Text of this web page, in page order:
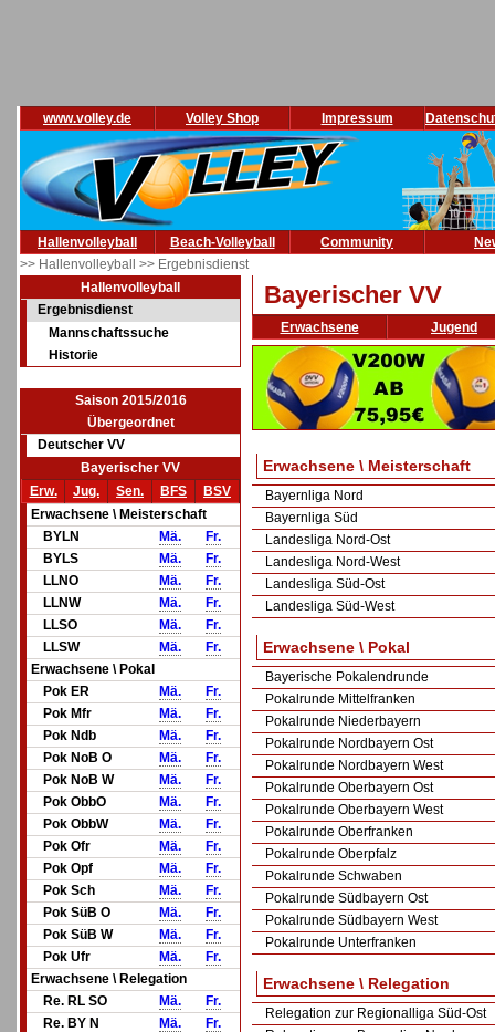
www.volley.de Volley Shop Impressum
Hallenvolleyball Beach-Volleyball Community
>> Hallenvolleyball >> Ergebnisdienst
Hallenvolleyball
Ergebnisdienst
Mannschaftssuche
Historie
Saison 2015/2016
Übergeordnet
Deutscher VV
Bayerischer VV
Erw.
Jug. Sen. BFS
BSV
Erwachsene \ Meisterschaft
BYLN
Mä.
Fr.
BYLS
Mä.
Fr.
LLNO
Mä.
Fr.
LLNW
Mä.
Fr.
LLSO
Mä.
Fr.
LLSW
Mä.
Fr.
Erwachsene \ Pokal
Pok ER
Mä.
Fr.
Pok Mfr
Mä.
Fr.
Pok Ndb
Mä.
Fr.
Pok NoB O
Mä.
Fr.
Pok NoB W
Mä.
Fr.
Pok ObbO
Mä.
Fr.
Pok ObbW
Mä.
Fr.
Pok Ofr
Mä.
Fr.
Pok Opf
Mä.
Fr.
Pok Sch
Mä.
Fr.
Pok SüB O
Mä.
Fr.
Pok SüB W
Mä.
Fr.
Pok Ufr
Mä.
Fr.
Erwachsene \ Relegation
Re. RL SO
Mä.
Fr.
Re. BY N
Mä.
Fr.
Bayerischer VV
Erwachsene Jugend
Erwachsene \ Meisterschaft
Bayernliga Nord
Bayernliga Süd
Landesliga Nord-Ost
Landesliga Nord-West
Landesliga Süd-Ost
Landesliga Süd-West
Erwachsene \ Pokal
Bayerische Pokalendrunde
Pokalrunde Mittelfranken
Pokalrunde Niederbayern
Pokalrunde Nordbayern Ost
Pokalrunde Nordbayern West
Pokalrunde Oberbayern Ost
Pokalrunde Oberbayern West
Pokalrunde Oberfranken
Pokalrunde Oberpfalz
Pokalrunde Schwaben
Pokalrunde Südbayern Ost
Pokalrunde Südbayern West
Pokalrunde Unterfranken
Erwachsene \ Relegation
Relegation zur Regionalliga Süd-Ost